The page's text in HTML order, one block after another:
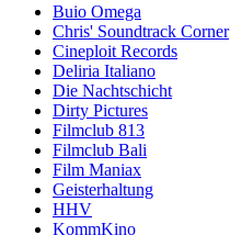
Buio Omega
Chris' Soundtrack Corner
Cineploit Records
Deliria Italiano
Die Nachtschicht
Dirty Pictures
Filmclub 813
Filmclub Bali
Film Maniax
Geisterhaltung
HHV
KommKino